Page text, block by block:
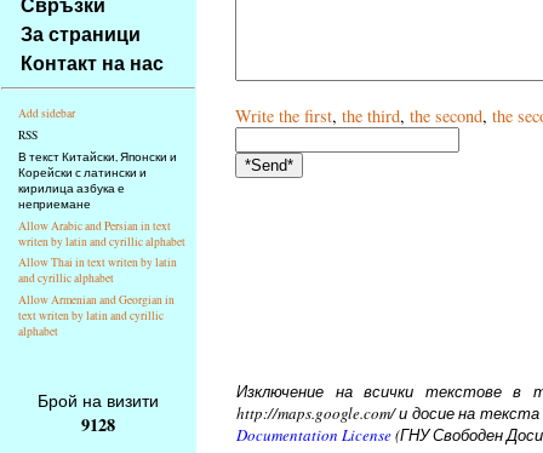
základní
Hlavní
strana
За страници
Контакт на нас
Add sidebar
RSS
В текст Китайски, Японски и
Корейски с латински и
кирилица азбука е
неприемане
Allow Arabic and Persian in text
writen by latin and cyrillic alphabet
Allow Thai in text writen by latin
and cyrillic alphabet
Allow Armenian and Georgian in
text writen by latin and cyrillic
alphabet
Write the first, the third, the second, the
Брой на визити
9128
Изключение на всички текстове в
http://maps.google.com/ и досие на
Documentation License(ГНУ Свободен